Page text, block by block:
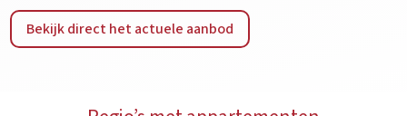
Bekijk direct het actuele aanbod